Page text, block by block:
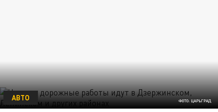
ФОТО: ЦАРЬГРАД
АВТО